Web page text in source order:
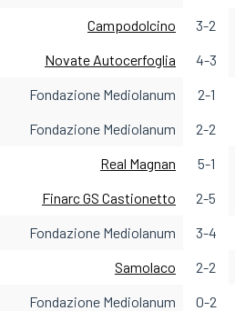
Campodolcino
3-2
Novate Autocerfoglia
4-3
Fondazione Mediolanum
2-1
Fondazione Mediolanum
2-2
Real Magnan
5-1
Finarc GS Castionetto
2-5
Fondazione Mediolanum
3-4
Samolaco
2-2
Fondazione Mediolanum
0-2